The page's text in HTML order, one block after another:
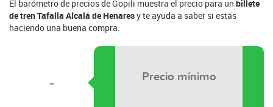
El barómetro de precios de Gopili muestra el precio para un billete
de tren Tafalla Alcalá de Henaresy te ayuda a saber si estás
haciendo una buena compra:
- Precio mínimo